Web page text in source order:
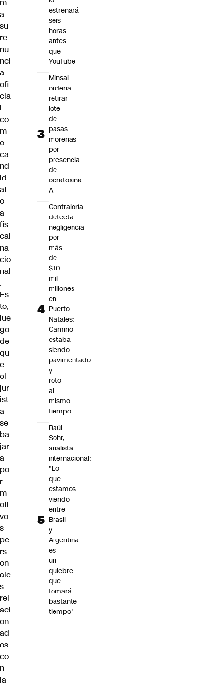
m
a
su
re
nu
nci
a
ofi
cia
l
co
m
o
ca
nd
id
at
o
a
fis
cal
na
cio
nal
.
Es
to,
lue
go
de
qu
e
el
jur
ist
a
se
ba
jar
a
po
r
m
oti
vo
s
pe
rs
on
ale
s
rel
aci
on
ad
os
co
n
la
estrenará
seis
horas
antes
que
YouTube
Minsal
ordena
retirar
lote
de
pasas
morenas
por
presencia
de
ocratoxina
A
Contraloría
detecta
negligencia
por
más
de
$10
mil
millones
en
Puerto
Natales:
Camino
estaba
siendo
pavimentado
y
roto
al
mismo
tiempo
Raúl
Sohr,
analista
internacional:
"Lo
que
estamos
viendo
entre
Brasil
y
Argentina
es
un
quiebre
que
tomará
bastante
tiempo"